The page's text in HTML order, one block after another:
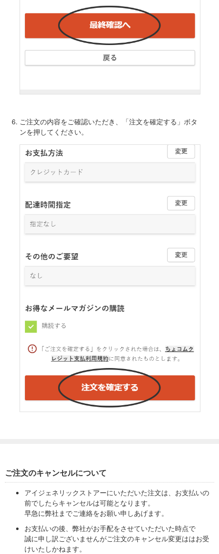
ご注文の内容をご確認いただき、「注文を確定する」ボタ
ンを押してください。
ご注文のキャンセルについて
アイジェネリックストアーにいただいた注文は、お支払いの
前でしたらキャンセルは可能となります。
早急に弊社までご連絡をお願い申しあげます。
お支払いの後、弊社がお手配をさせていただいた時点で
誠に申し訳ございませんがご注文のキャンセル変更ははお受
けいたしかねます。